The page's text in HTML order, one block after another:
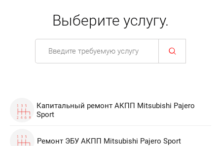
Выберите услугу.
Капитальный ремонт АКПП Mitsubishi Pajero
Sport
Ремонт ЭБУ АКПП Mitsubishi Pajero Sport